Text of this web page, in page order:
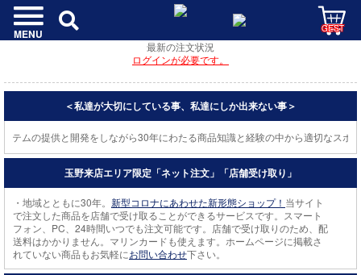
MENU GEST
最新の注文状況
ログインが必要です。
＜私達が大切にしている事、私達にしか出来ない事＞
の提供と開発をしながら30年にわたる商品知識と経験の中から適切なスポ
玉野来店エリア限定「ネット注文」「店舗受け取り」
・地域とともに30年。 新型コロナにあわせた新形態ショップ！ 当サイト
で注文した商品を店舗で受け取ることができるサービスです。スマート
フォン、PC、24時間いつでも注文可能です。店舗で受け取りのため、配
送料はかかりません。マリンカードも使えます。ホームページに掲載さ
れていない商品もお気軽にお問い合わせ下さい。